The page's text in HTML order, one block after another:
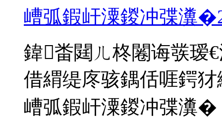
嶆弧鍜屽潥鍐冲弽瀵�
鍏畨閮ㄦ柊闂诲彂瑷
借緭缇庝骇鍝佸啀鍔
嶆弧鍜屽潥鍐冲弽瀵�